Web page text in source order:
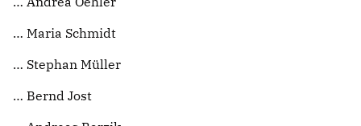
Maria Schmidt
Stephan Müller
Bernd Jost